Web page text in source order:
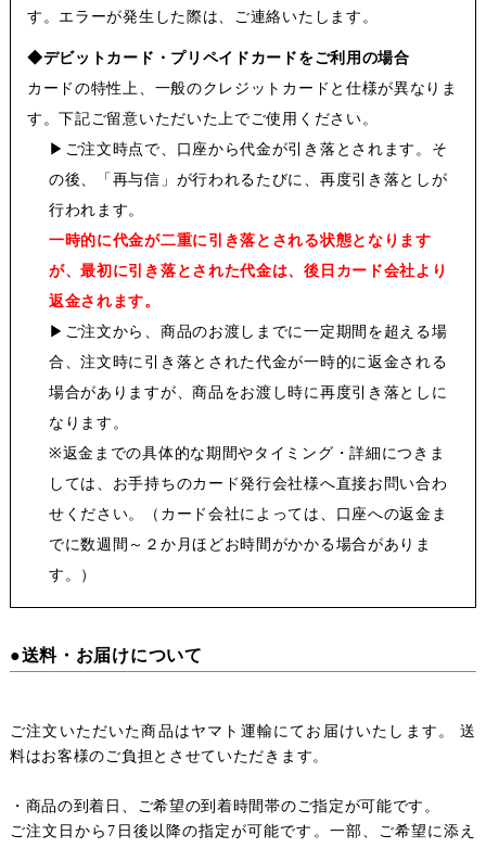
す。エラーが発生した際は、ご連絡いたします。
◆デビットカード・プリペイドカードをご利用の場合
カードの特性上、一般のクレジットカードと仕様が異なりま
す。下記ご留意いただいた上でご使用ください。
▶ ご注文時点で、口座から代金が引き落とされます。そ
の後、「再与信」が行われるたびに、再度引き落としが
行われます。
一時的に代金が二重に引き落とされる状態となります
が、最初に引き落とされた代金は、後日カード会社より
返金されます。
▶ ご注文から、商品のお渡しまでに一定期間を超える場
合、注文時に引き落とされた代金が一時的に返金される
場合がありますが、商品をお渡し時に再度引き落としに
なります。
※返金までの具体的な期間やタイミング・詳細につきま
しては、お手持ちのカード発行会社様へ直接お問い合わ
せください。（カード会社によっては、口座への返金ま
でに数週間～２か月ほどお時間がかかる場合がありま
す。）
●送料・お届けについて
ご注文いただいた商品はヤマト運輸にてお届けいたします。 送
料はお客様のご負担とさせていただきます。
・商品の到着日、ご希望の到着時間帯のご指定が可能です。
ご注文日から7日後以降の指定が可能です。一部、ご希望に添え